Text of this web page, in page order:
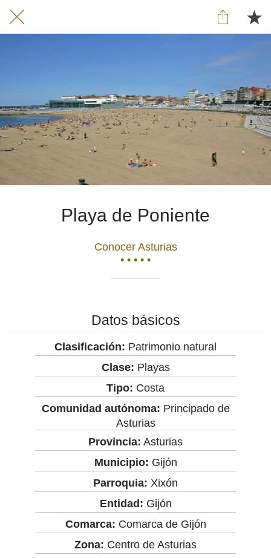
Playa de Poniente
Conocer Asturias
• • • • •
Datos básicos
Clasificación: Patrimonio natural
Clase: Playas
Tipo: Costa
Comunidad autónoma: Principado de
Asturias
Provincia: Asturias
Municipio: Gijón
Parroquia: Xixón
Entidad: Gijón
Comarca: Comarca de Gijón
Zona: Centro de Asturias